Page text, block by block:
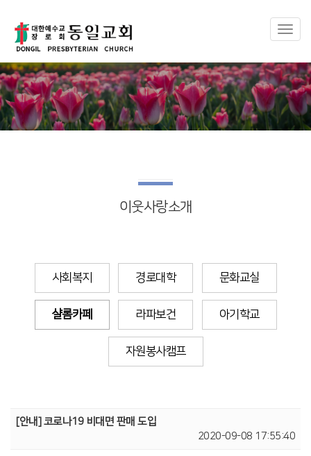
Toggle
이웃사랑소개
사회복지 경로대학 문화교실
샬롬카페 라파보건 아기학교
자원봉사캠프
[안내] 코로나19 비대면 판매 도입
2020-09-08 17:55:40